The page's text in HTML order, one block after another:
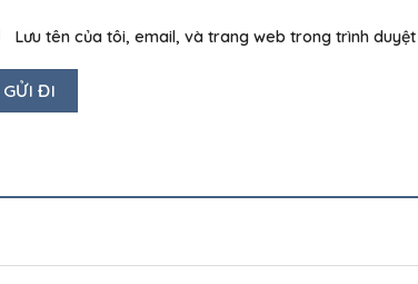
Lưu tên của tôi, email, và trang web trong trình